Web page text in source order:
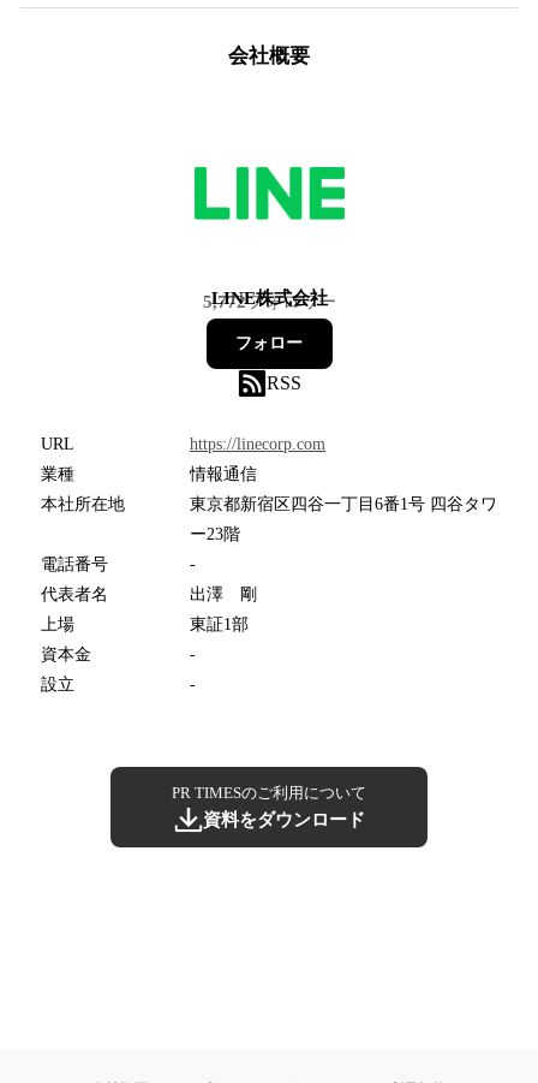
会社概要
LINE株式会社
5,772フォロワー
フォロー
RSS
URL
https://linecorp.com
業種
情報通信
本社所在地
東京都新宿区四谷一丁目6番1号 四谷タワ
ー23階
電話番号
-
代表者名
出澤 剛
上場
東証1部
資本金
-
設立
-
PR TIMESのご利用について
資料をダウンロード